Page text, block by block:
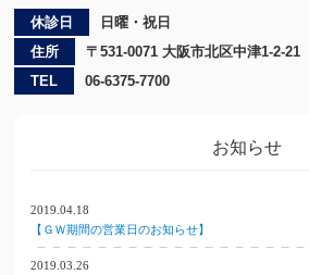
休診日
日曜・祝日
住所
〒531-0071 大阪市北区中津1-2-
TEL
06-6375-7700
お知らせ
2019.04.18
【ＧＷ期間の営業日のお知らせ】
2019.03.26